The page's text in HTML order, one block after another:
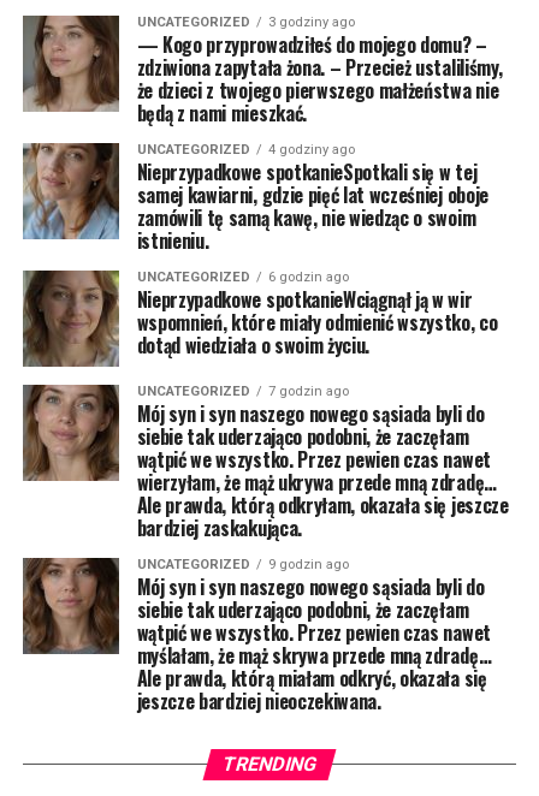
UNCATEGORIZED 3 godziny ago
— Kogo przyprowadziłeś do mojego domu? –
zdziwiona zapytała żona. – Przecież ustaliliśmy,
że dzieci z twojego pierwszego małżeństwa nie
będą z nami mieszkać.
UNCATEGORIZED 4 godziny ago
Nieprzypadkowe spotkanieSpotkali się w tej
samej kawiarni, gdzie pięć lat wcześniej oboje
zamówili tę samą kawę, nie wiedząc o swoim
istnieniu.
UNCATEGORIZED 6 godzin ago
Nieprzypadkowe spotkanieWciągnął ją w wir
wspomnień, które miały odmienić wszystko, co
dotąd wiedziała o swoim życiu.
UNCATEGORIZED 7 godzin ago
Mój syn i syn naszego nowego sąsiada byli do
siebie tak uderzająco podobni, że zaczęłam
wątpić we wszystko. Przez pewien czas nawet
wierzyłam, że mąż ukrywa przede mną zdradę…
Ale prawda, którą odkryłam, okazała się jeszcze
bardziej zaskakująca.
UNCATEGORIZED 9 godzin ago
Mój syn i syn naszego nowego sąsiada byli do
siebie tak uderzająco podobni, że zaczęłam
wątpić we wszystko. Przez pewien czas nawet
myślałam, że mąż skrywa przede mną zdradę…
Ale prawda, którą miałam odkryć, okazała się
jeszcze bardziej nieoczekiwana.
TRENDING